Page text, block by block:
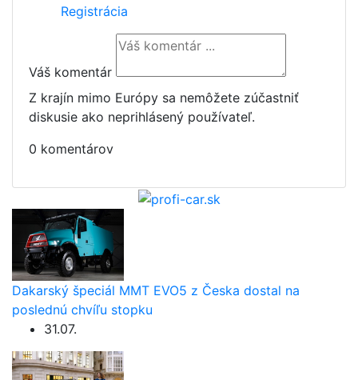
Registrácia
Váš komentár
Z krajín mimo Európy sa nemôžete zúčastniť
diskusie ako neprihlásený používateľ.
0 komentárov
Dakarský špeciál MMT EVO5 z Česka dostal na
poslednú chvíľu stopku
31.07.